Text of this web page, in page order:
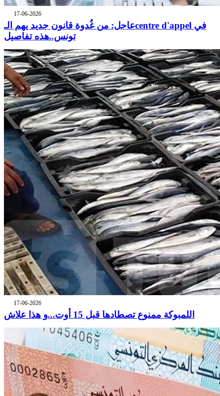
17-06-2026
عاجل: من غُدوة قانون جديد يهم الـcentre d'appel في
تونس..هذه تفاصيل
17-06-2026
اللمبوكة ممنوع تصطادها قبل 15 أوت...و هذا علاش